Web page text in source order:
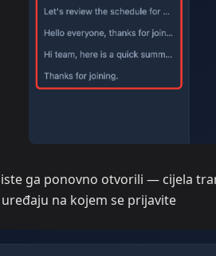
ga ponovno otvorili — cijela
na kojem se prijavite